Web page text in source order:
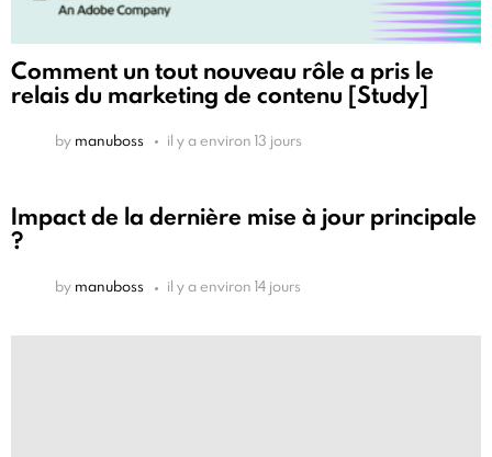
Comment un tout nouveau rôle a pris le
relais du marketing de contenu [Study]
by manuboss il y a environ 13 jours
Impact de la dernière mise à jour principale
?
by manuboss il y a environ 14 jours